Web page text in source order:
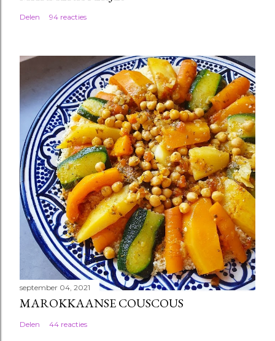
Delen 94 reacties
september 04, 2021
MAROKKAANSE COUSCOUS
Delen 44 reacties